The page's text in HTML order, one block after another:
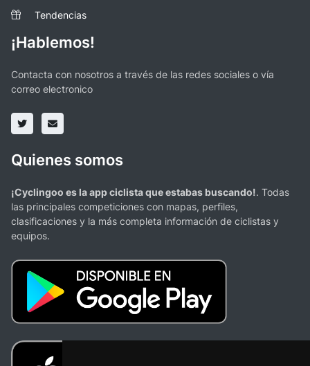
Tendencias
¡Hablemos!
Contacta con nosotros a través de las redes sociales o vía
correo electronico
Quienes somos
¡Cyclingoo es la app ciclista que estabas buscando!. Todas
las principales competiciones con mapas, perfiles,
clasificaciones y la más completa información de ciclistas y
equipos.